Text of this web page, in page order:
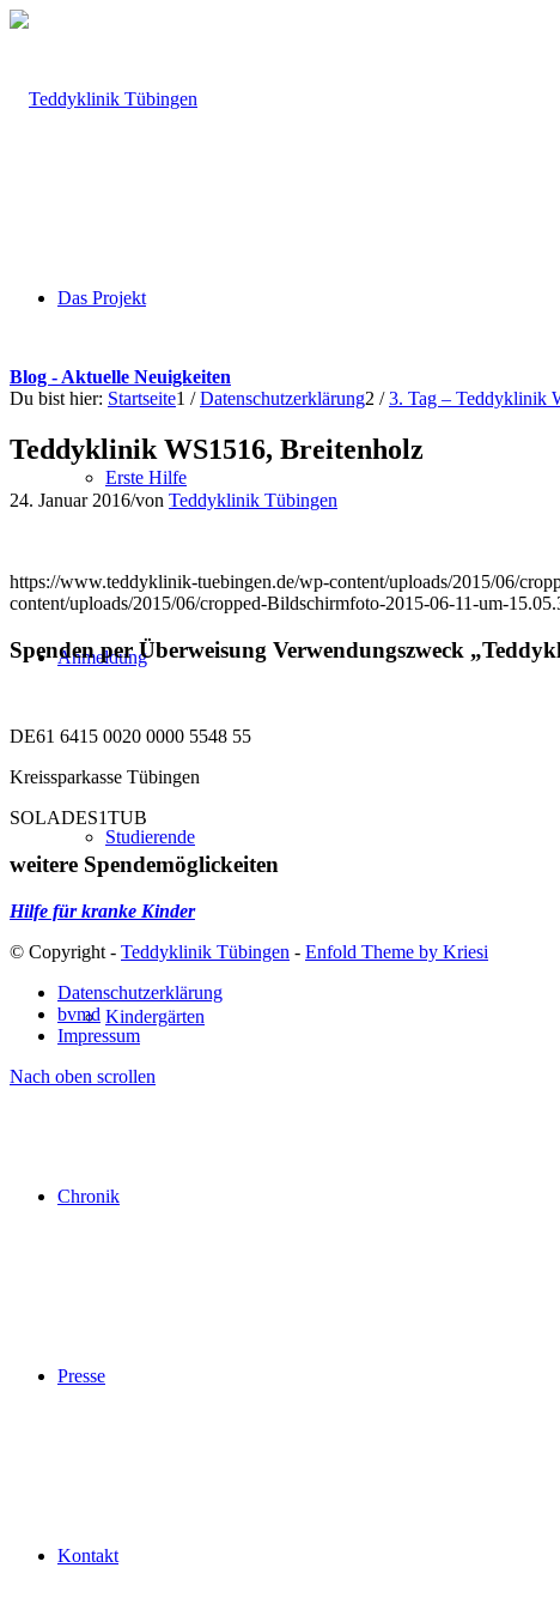
Das Projekt
Erste Hilfe
Anmeldung
Studierende
Kindergärten
Chronik
Presse
Kontakt
Blog - Aktuelle Neuigkeiten
Du bist hier: Startseite1 / Datenschutzerklärung2 / 3. Tag – Teddyklinik
Teddyklinik WS1516, Breitenholz
24. Januar 2016/von Teddyklinik Tübingen
https://www.teddyklinik-tuebingen.de/wp-content/uploads/2015/06/
content/uploads/2015/06/cropped-Bildschirmfoto-2015-06-11-um-
Spenden per Überweisung Verwendungszweck
DE61 6415 0020 0000 5548 55
Kreissparkasse Tübingen
SOLADES1TUB
weitere Spendemöglickeiten
Hilfe für kranke Kinder
© Copyright - Teddyklinik Tübingen - Enfold Theme by Kriesi
Datenschutzerklärung
bvmd
Impressum
Nach oben scrollen